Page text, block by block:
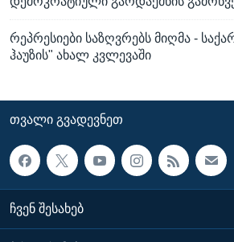
რეპრესიები საზღვრებს მიღმა -
ჰაუზის" ახალ კვლევაში
ᲗᲕᲐᲚᲘ ᲒᲕᲐᲓᲔᲕᲜᲔᲗ
ᲩᲕᲔᲜ ᲨᲔᲡᲐᲮᲔᲑ